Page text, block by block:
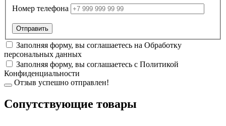
Номер телефона
Заполняя форму, вы соглашаетесь на Обработку
персональных данных
Заполняя форму, вы соглашаетесь с Политикой
Конфиденциальности
Отзыв успешно отправлен!
Cопутствующие товары